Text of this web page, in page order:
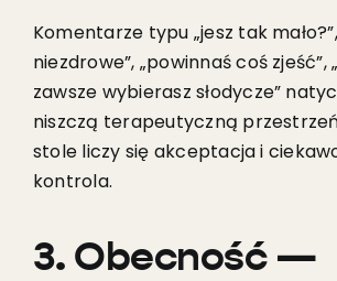
Komentarze typu „jesz tak
niezdrowe”, „powinnaś coś zjeść”,
zawsze wybierasz słodycze”
niszczą terapeutyczną
stole liczy się akceptacja i
kontrola.
3. Obecność —